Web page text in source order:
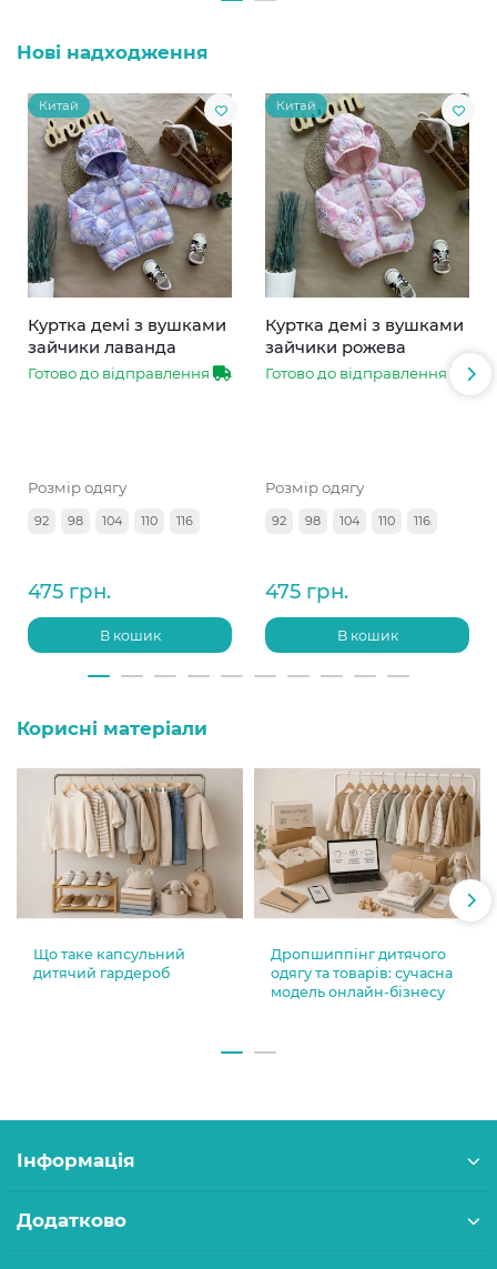
Нові надходження
Китай
Куртка демі з вушками
зайчики лаванда
Готово до відправлення
Розмір одягу
92 98 104 110 116
475 грн.
В кошик
Китай
Куртка демі з вушками
зайчики рожева
Готово до відправлення
Розмір одягу
92 98 104 110 116
475 грн.
В кошик
Корисні матеріали
Що таке капсульний
дитячий гардероб
Дропшиппінг дитячого
одягу та товарів: сучасна
модель онлайн-бізнесу
Інформація
Додатково